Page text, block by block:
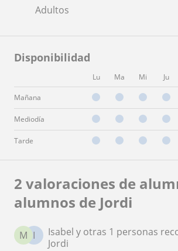
Adultos
Disponibilidad
Lu Ma Mi Ju
Mañana
Mediodía
Tarde
2 valoraciones de
alumnos de Jordi
I
M
Isabel y otras 1 personas
Jordi